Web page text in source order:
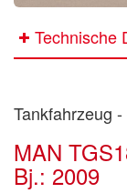
Technische
Tankfahrzeug
MAN
Bj.: 2009